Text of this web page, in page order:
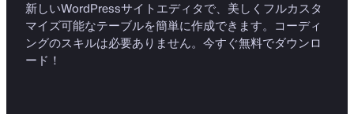
新しいWordPressサイトエディタで、美しくフルカスタ
マイズ可能なテーブルを簡単に作成できます。コーディ
ングのスキルは必要ありません。今すぐ無料でダウンロ
ード！